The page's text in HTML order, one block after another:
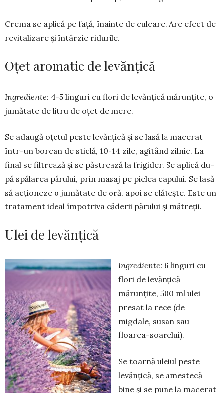
Crema se aplică pe faţă, înainte de culcare. Are efect de
revitalizare și întârzie ridurile.
Oţet aromatic de levănţică
Ingrediente: 4-5 lin­guri cu flori de levăn­ţică mărunţite, o
jumă­tate de litru de oţet de mere.
Se adaugă oţetul pes­te levănţică şi se lasă la macerat
într-un borcan de sticlă, 10-14 zile, agitând zilnic. La
final se filtrează şi se păstrează la fri­gider. Se aplică du­
pă spălarea păru­lui, prin masaj pe pielea capului. Se lasă
să acționeze o jumătate de oră, apoi se clătește. Este un
tratament ideal îm­potriva căderii părului și mătreții.
Ulei de levănţică
Ingrediente: 6 linguri cu
flori de levănţică
mărunţite, 500 ml ulei
presat la rece (de
migdale, susan sau
floarea-soarelui).
Se toarnă uleiul peste
levănţică, se amestecă
bine şi se pune la mace­rat